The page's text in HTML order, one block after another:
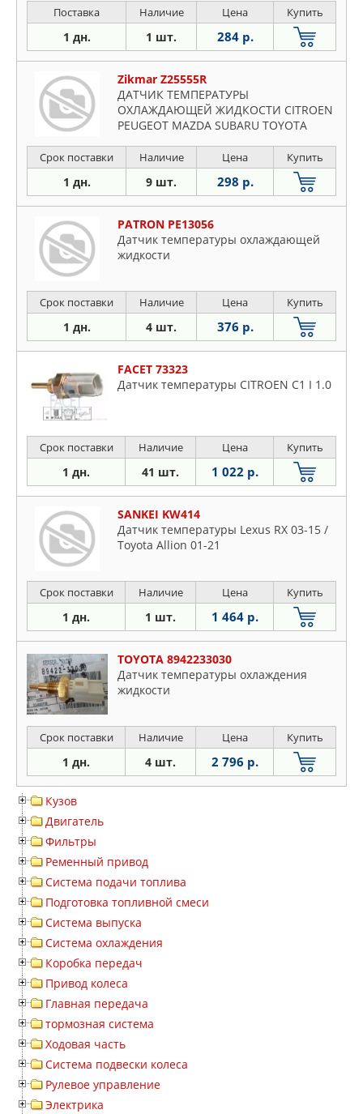
Поставка Наличие Цена Купить
1 дн. 1 шт. 284 р.
Zikmar Z25555R
ДАТЧИК ТЕМПЕРАТУРЫ
ОХЛАЖДАЮЩЕЙ ЖИДКОСТИ CITROEN
PEUGEOT MAZDA SUBARU TOYOTA
Срок поставки Наличие Цена Купить
1 дн. 9 шт. 298 р.
PATRON PE13056
Датчик температуры охлаждающей
жидкости
Срок поставки Наличие Цена Купить
1 дн. 4 шт. 376 р.
FACET 73323
Датчик температуры CITROEN C1 I 1.0
Срок поставки Наличие Цена Купить
1 дн. 41 шт. 1 022 р.
SANKEI KW414
Датчик температуры Lexus RX 03-15 /
Toyota Allion 01-21
Срок поставки Наличие Цена Купить
1 дн. 1 шт. 1 464 р.
TOYOTA 8942233030
Датчик температуры охлаждения
жидкости
Срок поставки Наличие Цена Купить
1 дн. 4 шт. 2 796 р.
Кузов
Двигатель
Фильтры
Ременный привод
Система подачи топлива
Подготовка топливной смеси
Система выпуска
Система охлаждения
Коробка передач
Привод колеса
Главная передача
тормозная система
Ходовая часть
Система подвески колеса
Рулевое управление
Электрика